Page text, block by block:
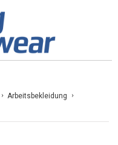
Arbeitsbekleidung